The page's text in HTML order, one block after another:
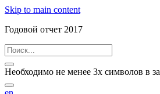
Skip to main content
Годовой отчет 2017
Необходимо не менее 3х символов в